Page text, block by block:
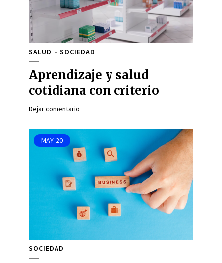
SALUD SOCIEDAD
Aprendizaje y salud
cotidiana con criterio
Dejar comentario
MAY 20
SOCIEDAD